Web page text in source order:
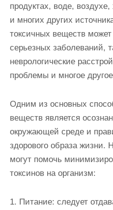
продуктах, воде,
и многих других
токсичных веществ
серьезных заболеваний,
неврологические
проблемы и многое
Одним из основных
веществ является
окружающей среде и
здорового образа жизни.
могут помочь
токсинов на организм:
1. Питание: следует